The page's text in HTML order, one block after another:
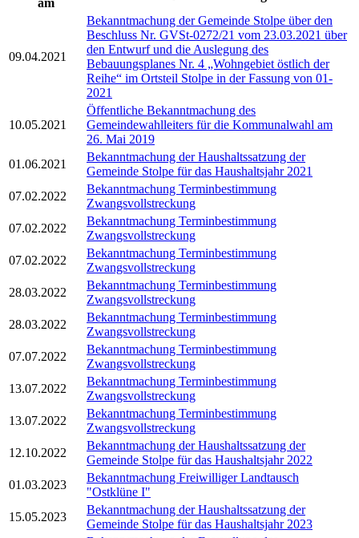
09.04.2021
Bekanntmachung der Gemeinde Stolpe über den
Beschluss Nr. GVSt-0272/21 vom 23.03.2021 über
den Entwurf und die Auslegung des
Bebauungsplanes Nr. 4 „Wohngebiet östlich der
Reihe“ im Ortsteil Stolpe in der Fassung von 01-
2021
10.05.2021
Öffentliche Bekanntmachung des
Gemeindewahlleiters für die Kommunalwahl am
26. Mai 2019
01.06.2021
Bekanntmachung der Haushaltssatzung der
Gemeinde Stolpe für das Haushaltsjahr 2021
07.02.2022
Bekanntmachung Terminbestimmung
Zwangsvollstreckung
07.02.2022
Bekanntmachung Terminbestimmung
Zwangsvollstreckung
07.02.2022
Bekanntmachung Terminbestimmung
Zwangsvollstreckung
28.03.2022
Bekanntmachung Terminbestimmung
Zwangsvollstreckung
28.03.2022
Bekanntmachung Terminbestimmung
Zwangsvollstreckung
07.07.2022
Bekanntmachung Terminbestimmung
Zwangsvollstreckung
13.07.2022
Bekanntmachung Terminbestimmung
Zwangsvollstreckung
13.07.2022
Bekanntmachung Terminbestimmung
Zwangsvollstreckung
12.10.2022
Bekanntmachung der Haushaltssatzung der
Gemeinde Stolpe für das Haushaltsjahr 2022
01.03.2023
Bekanntmachung Freiwilliger Landtausch
"Ostklüne I"
15.05.2023
Bekanntmachung der Haushaltssatzung der
Gemeinde Stolpe für das Haushaltsjahr 2023